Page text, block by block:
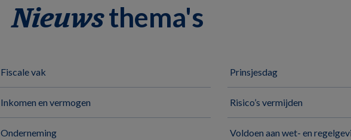
Nieuwsthema's
Fiscale vak
Inkomen en vermogen
Onderneming
Prinsjesdag
Risico’s vermijden
Voldoen aan wet- en